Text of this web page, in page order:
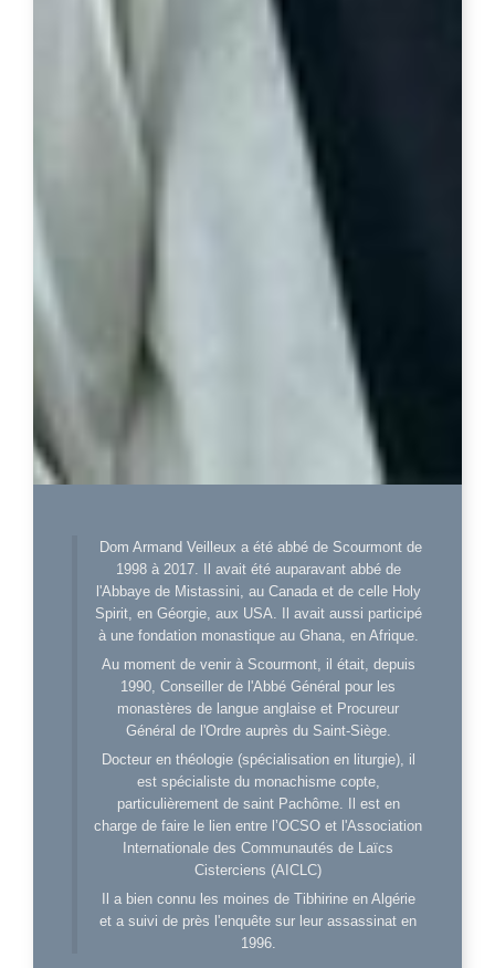
Dom Armand Veilleux a été abbé de Scourmont de
1998 à 2017. Il avait été auparavant abbé de
l'Abbaye de Mistassini, au Canada et de celle Holy
Spirit, en Géorgie, aux USA. Il avait aussi participé
à une fondation monastique au Ghana, en Afrique.
Au moment de venir à Scourmont, il était, depuis
1990, Conseiller de l'Abbé Général pour les
monastères de langue anglaise et Procureur
Général de l'Ordre auprès du Saint-Siège.
Docteur en théologie (spécialisation en liturgie), il
est spécialiste du monachisme copte,
particulièrement de saint Pachôme. Il est en
charge de faire le lien entre l’OCSO et l'Association
Internationale des Communautés de Laïcs
Cisterciens (AICLC)
Il a bien connu les moines de Tibhirine en Algérie
et a suivi de près l'enquête sur leur assassinat en
1996.